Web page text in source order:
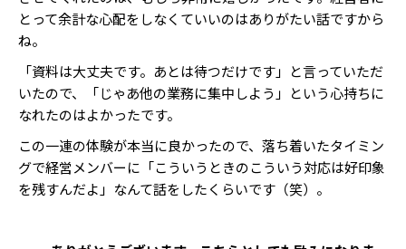
とって余計な心配をしなくていいのはありがたい話ですから
ね。
「資料は大丈夫です。あとは待つだけです」と言っていただ
いたので、「じゃあ他の業務に集中しよう」という心持ちに
なれたのはよかったです。
この一連の体験が本当に良かったので、落ち着いたタイミン
グで経営メンバーに「こういうときのこういう対応は好印象
を残すんだよ」なんて話をしたくらいです（笑）。